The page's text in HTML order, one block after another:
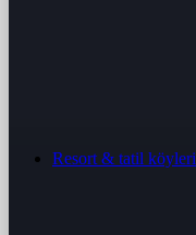
Resort & tatil köyleri